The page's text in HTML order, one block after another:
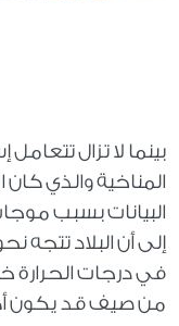
بينما لا تزال
المناخية والذي كان
البيانات بسبب
إلى أن البلاد تتجه
في درجات الحرارة
من صيف قد يكون